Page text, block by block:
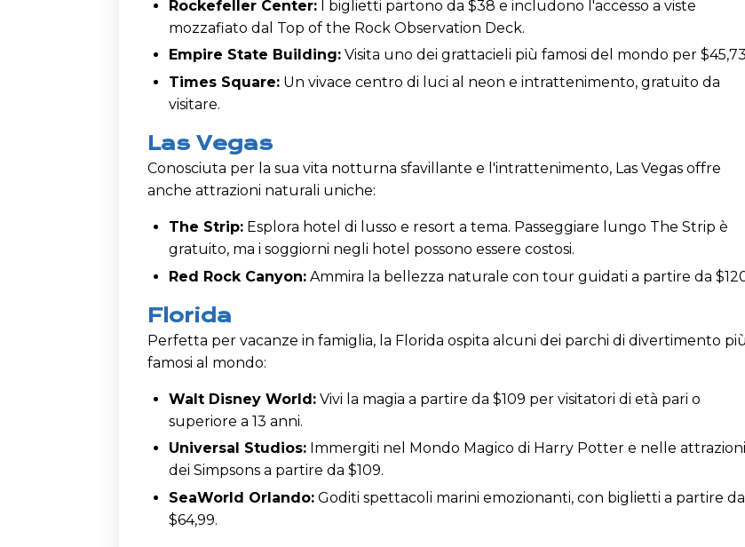
Rockefeller Center: I biglietti partono da $38 e includono l'accesso a viste
mozzafiato dal Top of the Rock Observation Deck.
Empire State Building: Visita uno dei grattacieli più famosi del mondo per
Times Square: Un vivace centro di luci al neon e intrattenimento, gratuito da
visitare.
Las Vegas
Conosciuta per la sua vita notturna sfavillante e l'intrattenimento, Las Vegas offre
anche attrazioni naturali uniche:
The Strip: Esplora hotel di lusso e resort a tema. Passeggiare lungo The Strip è
gratuito, ma i soggiorni negli hotel possono essere costosi.
Red Rock Canyon: Ammira la bellezza naturale con tour guidati a partire da
Florida
Perfetta per vacanze in famiglia, la Florida ospita alcuni dei parchi di divertimento più
famosi al mondo:
Walt Disney World: Vivi la magia a partire da $109 per visitatori di età pari o
superiore a 13 anni.
Universal Studios: Immergiti nel Mondo Magico di Harry Potter e nelle attrazioni
dei Simpsons a partire da $109.
SeaWorld Orlando: Goditi spettacoli marini emozionanti, con biglietti a partire da
$64,99.